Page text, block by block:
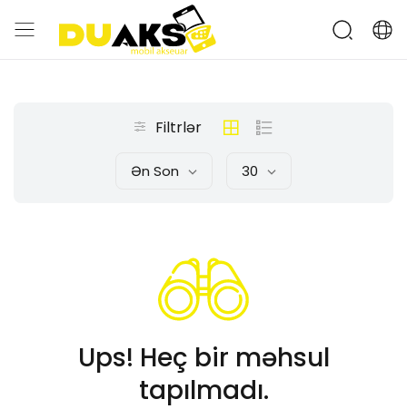
Filtrlər
Ən Son 30
Ups! Heç bir məhsul
tapılmadı.